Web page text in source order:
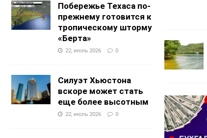
Побережье Техаса по-
прежнему готовится к
тропическому шторму
«Берта»
22, июль 2026 0
Силуэт Хьюстона
вскоре может стать
еще более высотным
22, июль 2026 0